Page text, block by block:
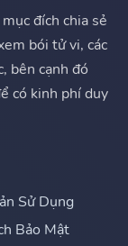
đích chia sẻ
bói tử vi, các
bên cạnh đó
có kinh phí duy
Sử Dụng
Bảo Mật